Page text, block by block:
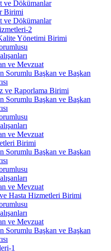
ve Dökümanlar
Birimi
ve Dökümanlar
2
Yönetimi Birimi
ve Mevzuat
Sorumlu Başkan ve Başkan
ve Raporlama Birimi
Sorumlu Başkan ve Başkan
ve Mevzuat
Birimi
Sorumlu Başkan ve Başkan
ve Mevzuat
ve Hasta Hizmetleri Birimi
ve Mevzuat
Sorumlu Başkan ve Başkan
1